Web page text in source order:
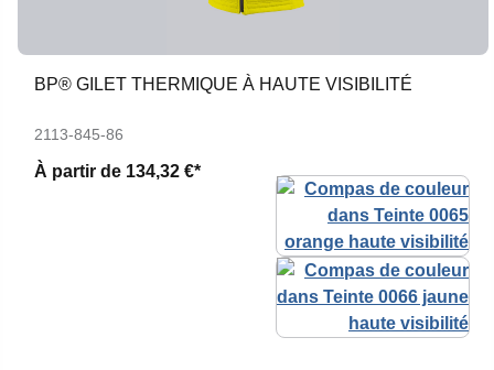
BP® GILET THERMIQUE À HAUTE VISIBILITÉ
2113-845-86
À partir de 134,32 €*